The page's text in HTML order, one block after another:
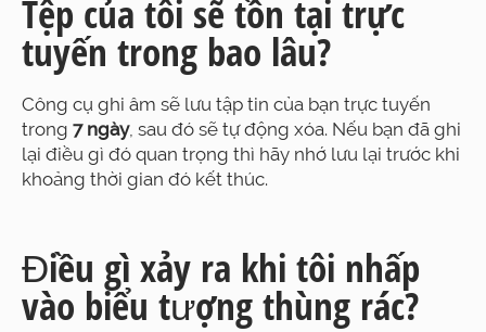
Tệp của tôi sẽ tồn tại trực
tuyến trong bao lâu?
Công cụ ghi âm sẽ lưu tập tin của bạn trực tuyến
trong 7 ngày, sau đó sẽ tự động xóa. Nếu bạn đã ghi
lại điều gì đó quan trọng thì hãy nhớ lưu lại trước khi
khoảng thời gian đó kết thúc.
Điều gì xảy ra khi tôi nhấp
vào biểu tượng thùng rác?